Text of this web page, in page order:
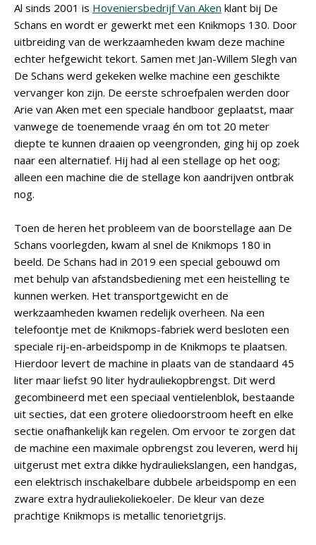
Al sinds 2001 is Hoveniersbedrijf Van Aken klant bij De
Schans en wordt er gewerkt met een Knikmops 130. Door
uitbreiding van de werkzaamheden kwam deze machine
echter hefgewicht tekort. Samen met Jan-Willem Slegh van
De Schans werd gekeken welke machine een geschikte
vervanger kon zijn. De eerste schroefpalen werden door
Arie van Aken met een speciale handboor geplaatst, maar
vanwege de toenemende vraag én om tot 20 meter
diepte te kunnen draaien op veengronden, ging hij op zoek
naar een alternatief. Hij had al een stellage op het oog;
alleen een machine die de stellage kon aandrijven ontbrak
nog.
Toen de heren het probleem van de boorstellage aan De
Schans voorlegden, kwam al snel de Knikmops 180 in
beeld. De Schans had in 2019 een special gebouwd om
met behulp van afstandsbediening met een heistelling te
kunnen werken. Het transportgewicht en de
werkzaamheden kwamen redelijk overheen. Na een
telefoontje met de Knikmops-fabriek werd besloten een
speciale rij-en-arbeidspomp in de Knikmops te plaatsen.
Hierdoor levert de machine in plaats van de standaard 45
liter maar liefst 90 liter hydrauliekopbrengst. Dit werd
gecombineerd met een speciaal ventielenblok, bestaande
uit secties, dat een grotere oliedoorstroom heeft en elke
sectie onafhankelijk kan regelen. Om ervoor te zorgen dat
de machine een maximale opbrengst zou leveren, werd hij
uitgerust met extra dikke hydrauliekslangen, een handgas,
een elektrisch inschakelbare dubbele arbeidspomp en een
zware extra hydrauliekoliekoeler. De kleur van deze
prachtige Knikmops is metallic tenorietgrijs.